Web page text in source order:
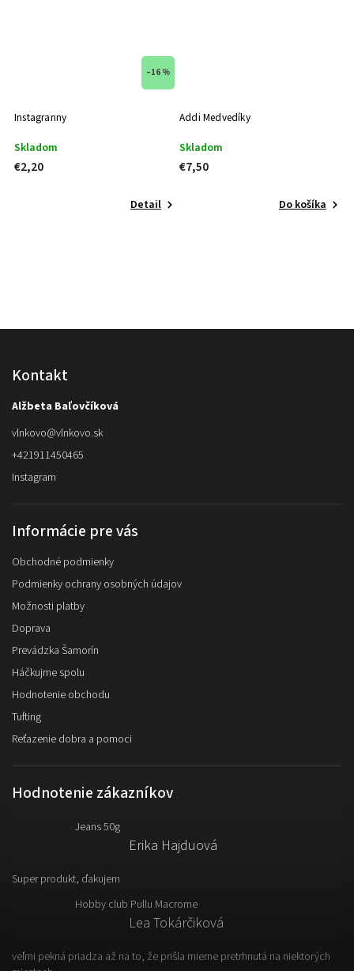
–16 %
Instagranny
Skladom
€2,20
Detail
Addi Medvedíky
Skladom
€7,50
Do košíka
Kontakt
Alžbeta Baľovčíková
vlnkovo@vlnkovo.sk
+421911450465
Instagram
Informácie pre vás
Obchodné podmienky
Podmienky ochrany osobných údajov
Možnosti platby
Doprava
Prevádzka Šamorín
Háčkujme spolu
Hodnotenie obchodu
Tufting
Reťazenie dobra a pomoci
Hodnotenie zákazníkov
Jeans 50g
Erika Hajduová
Super produkt, ďakujem
Hobby club Pullu Macrome
Lea Tokárčiková
veľmi pekná priadza až na to, že prišla mierne pretrhnutá na niektorých